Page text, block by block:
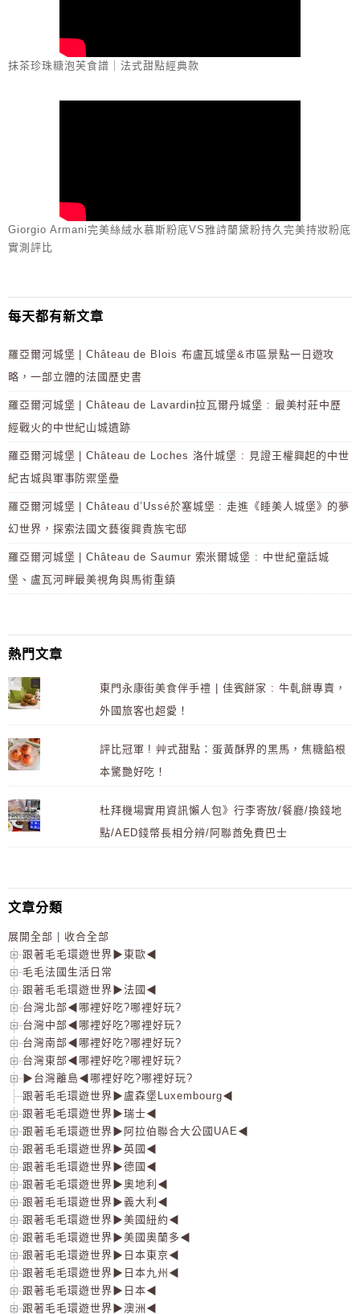
抹茶珍珠糖泡芙食譜｜法式甜點經典款
Giorgio Armani完美絲絨水慕斯粉底VS雅詩蘭黛粉持久完美持妝粉底
實測評比
每天都有新文章
羅亞爾河城堡 | Château de Blois 布盧瓦城堡&市區景點一日遊攻
略，一部立體的法國歷史書
羅亞爾河城堡 | Château de Lavardin拉瓦爾丹城堡 : 最美村莊中歷
經戰火的中世紀山城遺跡
羅亞爾河城堡 | Château de Loches 洛什城堡 : 見證王權興起的中世
紀古城與軍事防禦堡壘
羅亞爾河城堡 | Château d’Ussé於塞城堡 : 走進《睡美人城堡》的夢
幻世界，探索法國文藝復興貴族宅邸
羅亞爾河城堡 | Château de Saumur 索米爾城堡 : 中世紀童話城
堡、盧瓦河畔最美視角與馬術重鎮
熱門文章
東門永康街美食伴手禮 | 佳賓餅家 : 牛軋餅專賣，
外國旅客也超愛！
評比冠軍 ! 艸式甜點：蛋黃酥界的黑馬，焦糖餡根
本驚艷好吃！
杜拜機場實用資訊懶人包》行李寄放/餐廳/換錢地
點/AED錢幣長相分辨/阿聯酋免費巴士
文章分類
展開全部
收合全部
跟著毛毛環遊世界▶東歐◀
毛毛法國生活日常
跟著毛毛環遊世界▶法國◀
台灣北部◀哪裡好吃?哪裡好玩?
台灣中部◀哪裡好吃?哪裡好玩?
台灣南部◀哪裡好吃?哪裡好玩?
台灣東部◀哪裡好吃?哪裡好玩?
▶台灣離島◀哪裡好吃?哪裡好玩?
跟著毛毛環遊世界▶盧森堡Luxembourg◀
跟著毛毛環遊世界▶瑞士◀
跟著毛毛環遊世界▶阿拉伯聯合大公國UAE◀
跟著毛毛環遊世界▶英國◀
跟著毛毛環遊世界▶德國◀
跟著毛毛環遊世界▶奧地利◀
跟著毛毛環遊世界▶義大利◀
跟著毛毛環遊世界▶美國紐約◀
跟著毛毛環遊世界▶美國奧蘭多◀
跟著毛毛環遊世界▶日本東京◀
跟著毛毛環遊世界▶日本九州◀
跟著毛毛環遊世界▶日本◀
跟著毛毛環遊世界▶澳洲◀